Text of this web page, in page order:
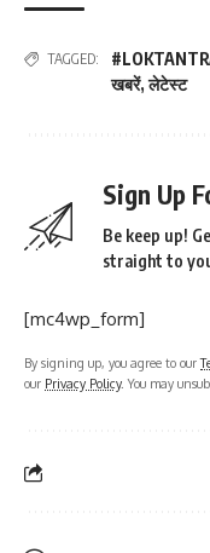
TAGGED:
खबरें,लेटेस्ट
Sign Up
Be keep up!
straight to
[mc4wp_form]
By signing up, you agree to our
our Privacy Policy. You may